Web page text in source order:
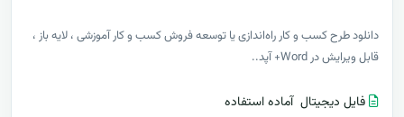
دانلود طرح کسب و کار راه‌اندازی یا توسعه فروش کسب و کار آموزشی ، لایه باز ،
قابل ویرایش در Word+ آپد..
فایل دیجیتال آماده استفاده